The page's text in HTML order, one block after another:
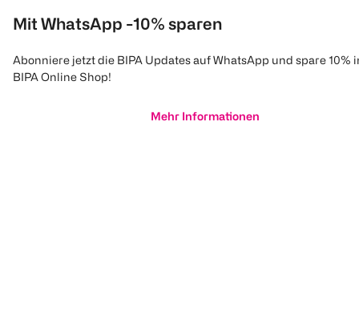
Mit WhatsApp -10% sparen
Abonniere jetzt die BIPA Updates auf WhatsApp und spare 10%
BIPA Online Shop!
Mehr Informationen